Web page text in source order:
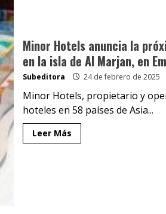
Minor Hotels anuncia la
en la isla de Al Marjan, en
Subeditora 24 de febrero de 2025
Minor Hotels, propietario y
hoteles en 58 países de Asia...
Leer Más